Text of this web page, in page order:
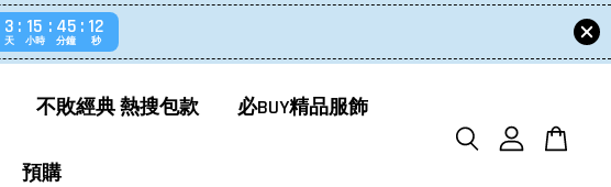
3
天
15
小時
45
分鐘
12
秒
不敗經典 熱搜包款 必BUY精品服飾
預購